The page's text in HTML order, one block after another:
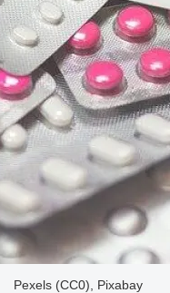
Pexels (CC0), Pixabay